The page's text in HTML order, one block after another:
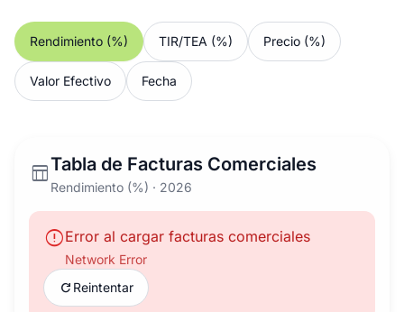
Rendimiento (%) TIR/TEA (%) Precio (%)
Valor Efectivo Fecha
table_chartTabla de Facturas Comerciales
Rendimiento (%) · 2026
errorError al cargar facturas comerciales
Network Error
refresh Reintentar